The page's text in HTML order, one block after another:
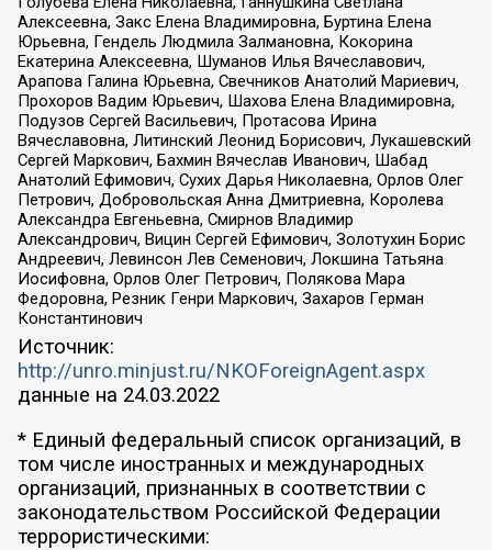
Алексеевна, Закс Елена Владимировна, Буртина Елена
Юрьевна, Гендель Людмила Залмановна, Кокорина
Екатерина Алексеевна, Шуманов Илья Вячеславович,
Арапова Галина Юрьевна, Свечников Анатолий Мариевич,
Прохоров Вадим Юрьевич, Шахова Елена Владимировна,
Подузов Сергей Васильевич, Протасова Ирина
Вячеславовна, Литинский Леонид Борисович, Лукашевский
Сергей Маркович, Бахмин Вячеслав Иванович, Шабад
Анатолий Ефимович, Сухих Дарья Николаевна, Орлов Олег
Петрович, Добровольская Анна Дмитриевна, Королева
Александра Евгеньевна, Смирнов Владимир
Александрович, Вицин Сергей Ефимович, Золотухин Борис
Андреевич, Левинсон Лев Семенович, Локшина Татьяна
Иосифовна, Орлов Олег Петрович, Полякова Мара
Федоровна, Резник Генри Маркович, Захаров Герман
Константинович
Источник:
http://unro.minjust.ru/NKOForeignAgent.aspx
данные на 24.03.2022
* Единый федеральный список организаций, в
том числе иностранных и международных
организаций, признанных в соответствии с
законодательством Российской Федерации
террористическими: